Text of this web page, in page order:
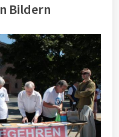
Bildern